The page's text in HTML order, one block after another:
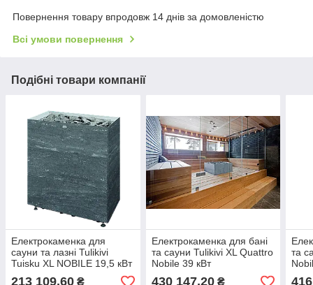
Повернення товару впродовж 14 днів за домовленістю
Всі умови повернення
Подібні товари компанії
Електрокаменка для
сауни та лазні Tulikivi
Tuisku XL NOBILE 19,5 кВт
213 109,60 ₴
Електрокаменка для бані
та сауни Tulikivi XL Quattro
Nobile 39 кВт
430 147,20₴
та